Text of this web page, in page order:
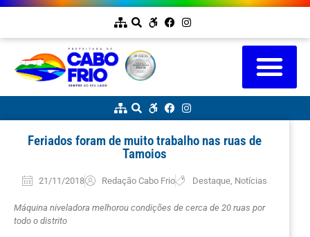
Feriados foram de muito trabalho nas ruas de
Tamoios
21/11/2018 Redação Cabo Frio Destaque, Notícias
Máquina niveladora melhorou condições de cerca de 20 ruas por
todo o distrito